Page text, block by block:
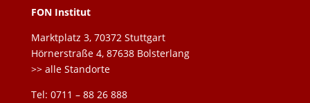
FON Institut
Marktplatz 3, 70372 Stuttgart
Hörnerstraße 4, 87638 Bolsterlang
>> alle Standorte
Tel: 0711 – 88 26 888